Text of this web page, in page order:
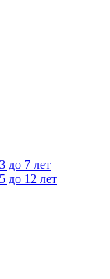
до 7 лет
до 12 лет
до 7 лет
до 12 лет